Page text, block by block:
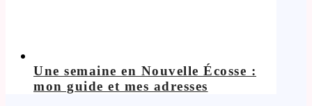
Une semaine en Nouvelle Écosse :
mon guide et mes adresses